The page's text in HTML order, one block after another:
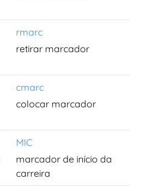
rmarc
retirar marcador
cmarc
colocar marcador
MIC
marcador de início da
carreira